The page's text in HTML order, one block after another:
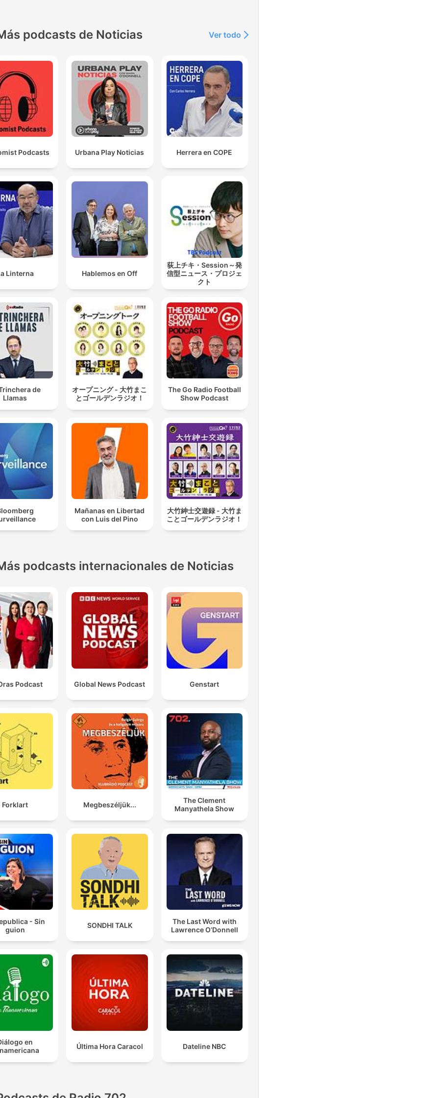
podcasts de Noticias Ver todo
Podcasts Urbana Play Noticias Herrera en COPE
Linterna Hablemos en Off
荻上チキ・Session～発
信型ニュース・プロジェ
クト
de
Llamas
オープニング - 大竹まこ
とゴールデンラジオ！
The Go Radio Football
Show Podcast
Mañanas en Libertad
con Luis del Pino
大竹紳士交遊録 - 大竹ま
ことゴールデンラジオ！
podcasts internacionales de Noticias
Podcast Global News Podcast Genstart
Forklart Megbeszéljük...
The Clement
Manyathela Show
- Sin
guion
SONDHI TALK
The Last Word with
Lawrence O’Donnell
en
Última Hora Caracol Dateline NBC